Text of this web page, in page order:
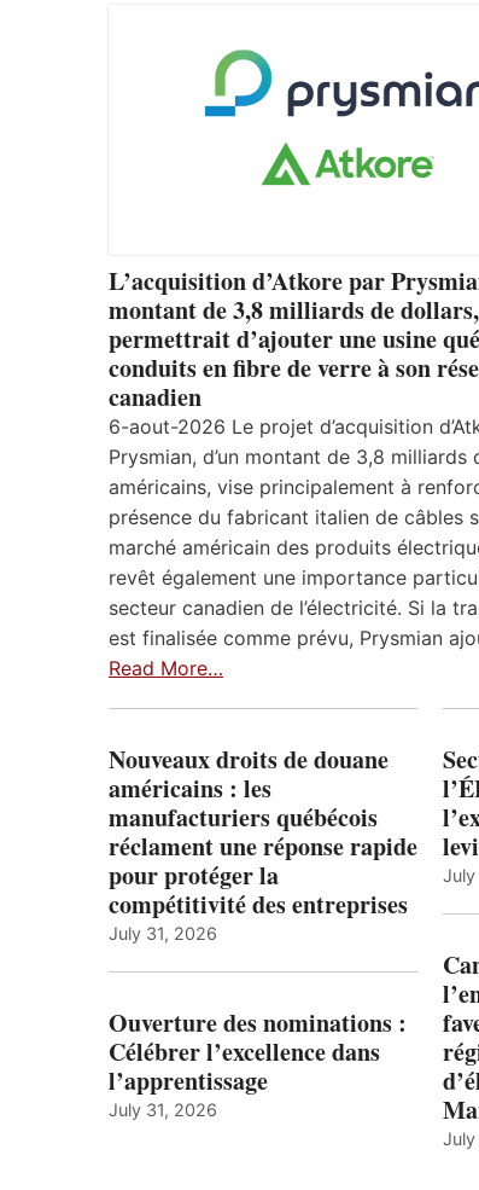
L’acquisition d’Atkore par
montant de 3,8 milliards de dollars,
permettrait d’ajouter une usine
conduits en fibre de verre à son
canadien
6-aout-2026 Le projet d’acquisition
Prysmian, d’un montant de 3,8 milliards
américains, vise principalement à
présence du fabricant italien de câbles
marché américain des produits
revêt également une importance
secteur canadien de l’électricité. Si la
est finalisée comme prévu, Prysmian
Read More…
Nouveaux droits de douane
américains : les
manufacturiers québécois
réclament une réponse rapide
pour protéger la
compétitivité des entreprises
July 31, 2026
Ouverture des nominations :
Célébrer l’excellence dans
l’apprentissage
July 31, 2026
July
July